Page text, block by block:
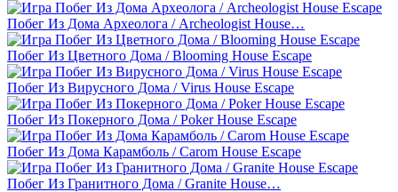
Побег Из Дома Археолога / Archeologist House…
Побег Из Цветного Дома / Blooming House Escape
Побег Из Вирусного Дома / Virus House Escape
Побег Из Покерного Дома / Poker House Escape
Побег Из Дома Карамболь / Carom House Escape
Побег Из Гранитного Дома / Granite House…